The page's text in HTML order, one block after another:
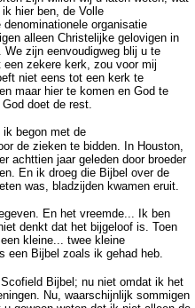
hier ben, de Volle
organisatie
alleen Christelijke gelovigen in
zijn eenvoudigweg blij u te
zekere kerk, zou voor mij
niet eens tot een kerk te
maar hier te komen en God te
doet de rest.
begon met de
de zieken te bidden. In Houston,
achttien jaar geleden door broeder
En ik droeg die Bijbel over de
was, bladzijden kwamen eruit.
En het vreemde... Ik ben
denkt dat het bijgeloof is. Toen
kleine... twee kleine
een Bijbel zoals ik gehad heb.
Bijbel; nu niet omdat ik het
Nu, waarschijnlijk sommigen